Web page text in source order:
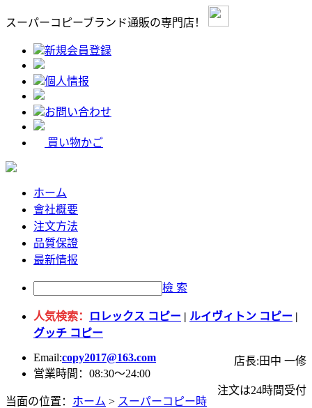
スーパーコピーブランド通販の専門店！
新規会員登録
個人情报
お問い合わせ
買い物かご
ホーム
會社概要
注文方法
品質保證
最新情报
檢 索
人気検索： ロレックス コピー | ルイヴィトン コピー |
グッチ コピー
Email:copy2017@163.com
店長:田中 一修
営業時間：08:30～24:00
注文は24時間受付
当面の位置： ホーム > スーパーコピー時